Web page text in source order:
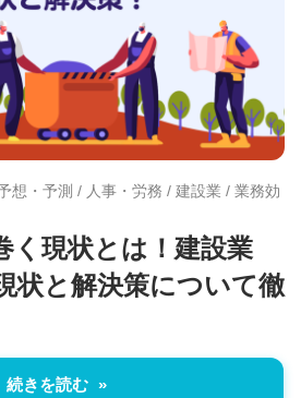
想・予測 / 人事・労務 / 建設業 / 業務効
く現状とは！建設業
状と解決策について徹
続きを読む